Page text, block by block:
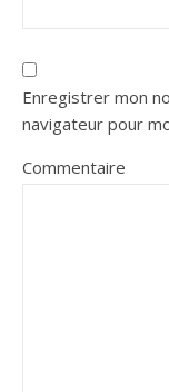
Enregistrer mon
navigateur pour
Commentaire